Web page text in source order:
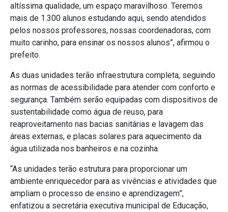
altíssima qualidade, um espaço maravilhoso. Teremos
mais de 1.300 alunos estudando aqui, sendo atendidos
pelos nossos professores, nossas coordenadoras, com
muito carinho, para ensinar os nossos alunos”, afirmou o
prefeito.
As duas unidades terão infraestrutura completa, seguindo
as normas de acessibilidade para atender com conforto e
segurança. Também serão equipadas com dispositivos de
sustentabilidade como água de reuso, para
reaproveitamento nas bacias sanitárias e lavagem das
áreas externas, e placas solares para aquecimento da
água utilizada nos banheiros e na cozinha.
“As unidades terão estrutura para proporcionar um
ambiente enriquecedor para as vivências e atividades que
ampliam o processo de ensino e aprendizagem”,
enfatizou a secretária executiva municipal de Educação,